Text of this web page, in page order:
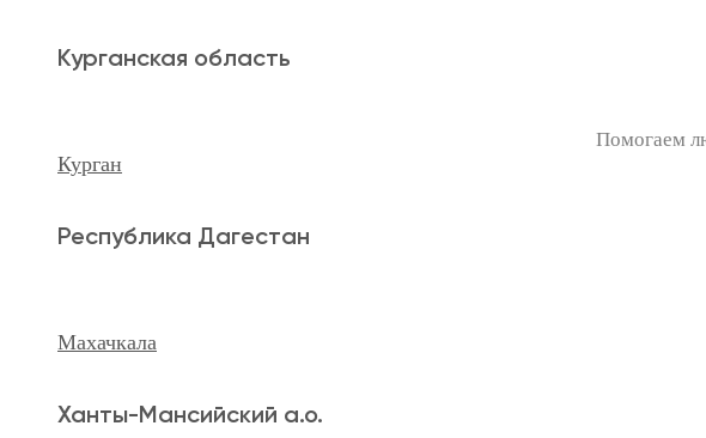
Помогаем
Курганская область
Курган
Республика Дагестан
Махачкала
Ханты-Мансийский а.о.